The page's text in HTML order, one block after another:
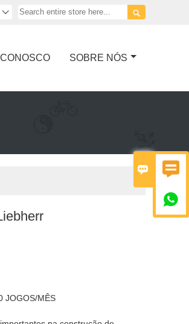
 



SOBRE NÓS
JOGOS/MÊS